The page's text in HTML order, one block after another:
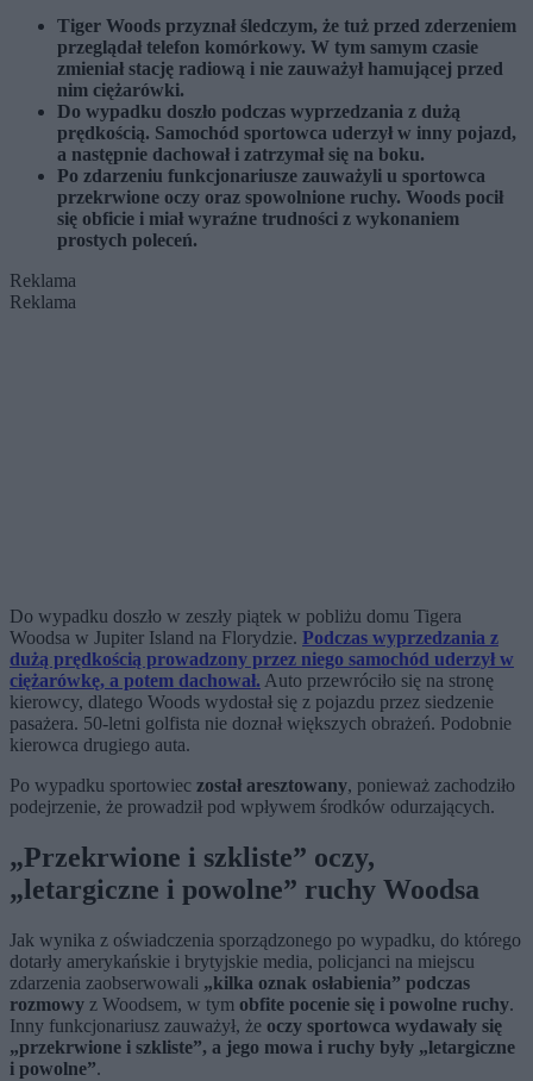
Tiger Woods przyznał śledczym, że tuż przed zderzeniem
przeglądał telefon komórkowy. W tym samym czasie
zmieniał stację radiową i nie zauważył hamującej przed
nim ciężarówki.
Do wypadku doszło podczas wyprzedzania z dużą
prędkością. Samochód sportowca uderzył w inny pojazd,
a następnie dachował i zatrzymał się na boku.
Po zdarzeniu funkcjonariusze zauważyli u sportowca
przekrwione oczy oraz spowolnione ruchy. Woods pocił
się obficie i miał wyraźne trudności z wykonaniem
prostych poleceń.
Reklama
Reklama
Do wypadku doszło w zeszły piątek w pobliżu domu Tigera
Woodsa w Jupiter Island na Florydzie. Podczas wyprzedzania z
dużą prędkością prowadzony przez niego samochód uderzył w
ciężarówkę, a potem dachował. Auto przewróciło się na stronę
kierowcy, dlatego Woods wydostał się z pojazdu przez siedzenie
pasażera. 50-letni golfista nie doznał większych obrażeń. Podobnie
kierowca drugiego auta.
Po wypadku sportowiec został aresztowany, ponieważ zachodziło
podejrzenie, że prowadził pod wpływem środków odurzających.
„Przekrwione i szkliste” oczy,
„letargiczne i powolne” ruchy Woodsa
Jak wynika z oświadczenia sporządzonego po wypadku, do którego
dotarły amerykańskie i brytyjskie media, policjanci na miejscu
zdarzenia zaobserwowali „kilka oznak osłabienia” podczas
rozmowy z Woodsem, w tym obfite pocenie się i powolne ruchy.
Inny funkcjonariusz zauważył, że oczy sportowca wydawały się
„przekrwione i szkliste”, a jego mowa i ruchy były „letargiczne
i powolne”.